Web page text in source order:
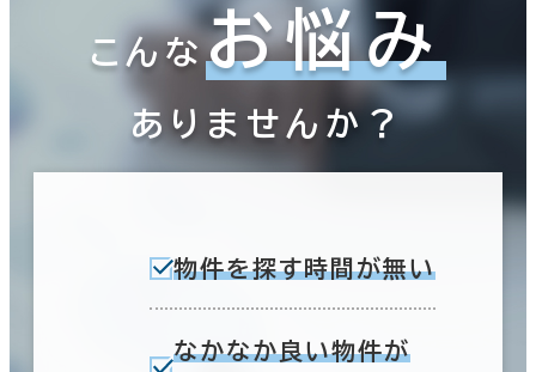
こんなお悩み
ありませんか？
物件を探す時間が無い
なかなか良い物件が